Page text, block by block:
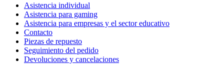
Asistencia individual
Asistencia para gaming
Asistencia para empresas y el sector educativo
Contacto
Piezas de repuesto
Seguimiento del pedido
Devoluciones y cancelaciones